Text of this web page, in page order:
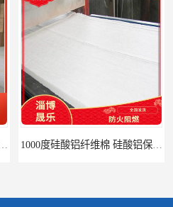
硅酸铝针刺毯 陶瓷纤维毯